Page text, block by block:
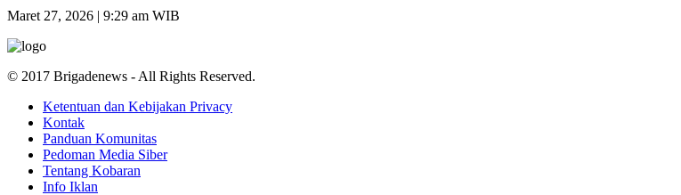
Maret 27, 2026 | 9:29 am WIB
© 2017 Brigadenews - All Rights Reserved.
Ketentuan dan Kebijakan Privacy
Kontak
Panduan Komunitas
Pedoman Media Siber
Tentang Kobaran
Info Iklan